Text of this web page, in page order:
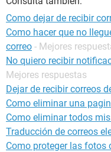
Como dejar de recibir
Como hacer que no
correo - Mejores
No quiero recibir
Mejores respuestas
Dejar de recibir correos
Como eliminar una
Como eliminar todos
Traducción de correos
Como proteger las fotos